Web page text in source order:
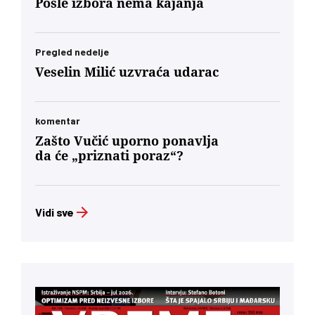
Mađara u Subotici. To jeste politički škakljivo,
usidrena u 21. vek – svesno odvojena od
toksične prošlosti koja nam je trovala društvo
Posle izbora nema kajanja
Pregled nedelje
Veselin Milić uzvraća udarac
komentar
Zašto Vučić uporno ponavlja
da će „priznati poraz“?
Vidi sve